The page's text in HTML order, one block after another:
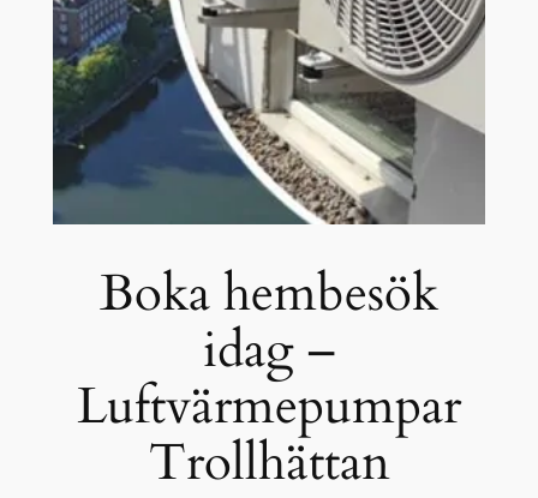
Boka hembesök
idag –
Luftvärmepumpar
Trollhättan